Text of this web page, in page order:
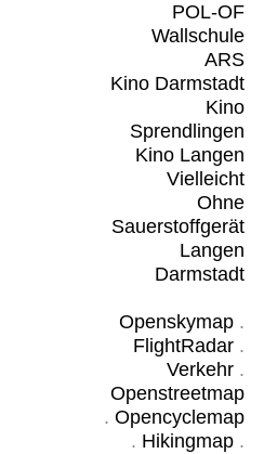
POL-OF
Wallschule
ARS
Kino Darmstadt
Kino
Sprendlingen
Kino Langen
Vielleicht
Ohne
Sauerstoffgerät
Langen
Darmstadt
Openskymap.
FlightRadar.
Verkehr.
Openstreetmap
. Opencyclemap
. Hikingmap.